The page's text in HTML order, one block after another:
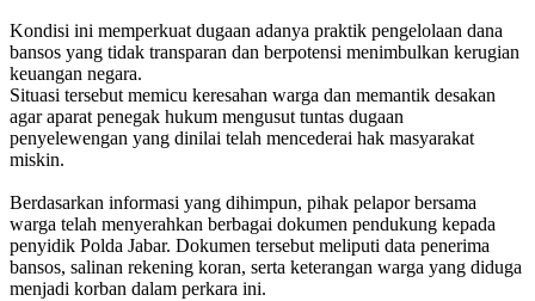
‎Kondisi ini memperkuat dugaan adanya praktik pengelolaan dana
bansos yang tidak transparan dan berpotensi menimbulkan kerugian
keuangan negara.
‎Situasi tersebut memicu keresahan warga dan memantik desakan
agar aparat penegak hukum mengusut tuntas dugaan
penyelewengan yang dinilai telah mencederai hak masyarakat
miskin.
‎Berdasarkan informasi yang dihimpun, pihak pelapor bersama
warga telah menyerahkan berbagai dokumen pendukung kepada
penyidik Polda Jabar. Dokumen tersebut meliputi data penerima
bansos, salinan rekening koran, serta keterangan warga yang diduga
menjadi korban dalam perkara ini.